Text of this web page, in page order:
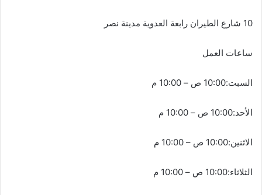
10 شارع الطيران رابعة العدوية مدينة نصر
ساعات العمل
السبت:10:00 ص – 10:00 م
الأحد:10:00 ص – 10:00 م
الاثنين:10:00 ص – 10:00 م
الثلاثاء:10:00 ص – 10:00 م